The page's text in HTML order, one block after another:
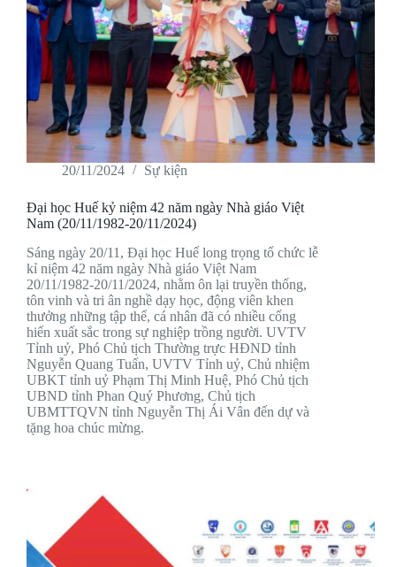
20/11/2024 Sự kiện
Đại học Huế kỷ niệm 42 năm ngày Nhà giáo Việt
Nam (20/11/1982-20/11/2024)
Sáng ngày 20/11, Đại học Huế long trọng tổ chức lễ
kỉ niệm 42 năm ngày Nhà giáo Việt Nam
20/11/1982-20/11/2024, nhằm ôn lại truyền thống,
tôn vinh và tri ân nghề dạy học, động viên khen
thưởng những tập thể, cá nhân đã có nhiều cống
hiến xuất sắc trong sự nghiệp trồng người. UVTV
Tỉnh uỷ, Phó Chủ tịch Thường trực HĐND tỉnh
Nguyễn Quang Tuấn, UVTV Tỉnh uỷ, Chủ nhiệm
UBKT tỉnh uỷ Phạm Thị Minh Huệ, Phó Chủ tịch
UBND tỉnh Phan Quý Phương, Chủ tịch
UBMTTQVN tỉnh Nguyễn Thị Ái Vân đến dự và
tặng hoa chúc mừng.